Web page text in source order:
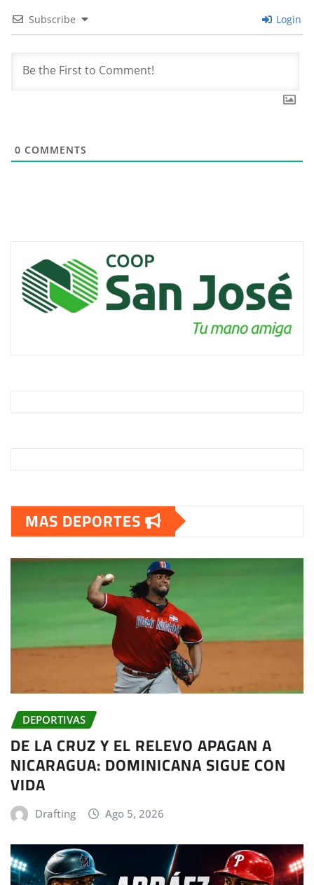
Subscribe Login
0 COMMENTS
MAS DEPORTES
DEPORTIVAS
DE LA CRUZ Y EL RELEVO APAGAN A
NICARAGUA: DOMINICANA SIGUE CON
VIDA
Drafting Ago 5, 2026